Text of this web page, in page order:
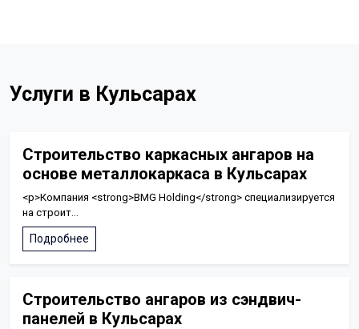
Услуги в Кульсарах
Строительство каркасных ангаров на
основе металлокаркаса в Кульсарах
<p>Компания <strong>BMG Holding</strong> специализируется
на строит...
Подробнее
Строительство ангаров из сэндвич-
панелей в Кульсарах